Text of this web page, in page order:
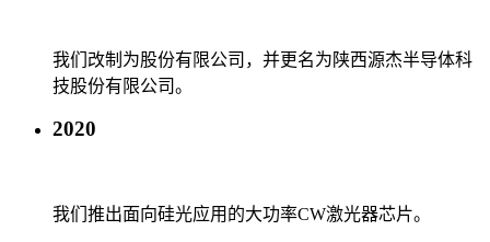
我们改制为股份有限公司，并更名为陕西源杰半导体科
技股份有限公司。
2020
我们推出面向硅光应用的大功率CW激光器芯片。